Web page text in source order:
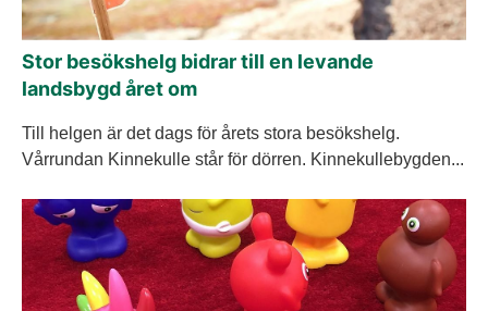
Stor besökshelg bidrar till en levande
landsbygd året om
Till helgen är det dags för årets stora besökshelg.
Vårrundan Kinnekulle står för dörren. Kinnekullebygden...